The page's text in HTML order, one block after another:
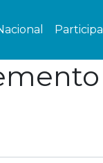
Participa